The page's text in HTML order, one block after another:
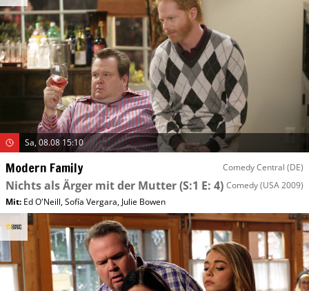
Sa, 08.08 15:10
Modern Family Comedy Central (DE)
Nichts als Ärger mit der Mutter(S:1 E: 4) Comedy(USA 2009)
Mit: Ed O'Neill,Sofía Vergara, Julie Bowen